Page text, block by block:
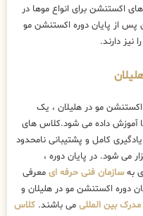
اکستنشن برای انواع موها در
پس از پایان دوره اکستنشن مو
نیز دارند.
اکستنشن مو در هلیلان ، یک
آموزش داده می شود.کلاس های
کامل و پشتیبانی نامحدود
می شود. در پایان دوره ،
بهسازمان فنی حرفه ای معرفی
دوره اکستنشن مو در هلیلان و
مدرک بین المللی می باشند. کلاس